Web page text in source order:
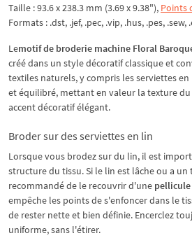
Taille : 93.6 x 238.3 mm (3.69 x 9.38"), Points
Formats : .dst, .jef, .pec, .vip, .hus, .pes, .sew,
Lemotif de broderie machine Floral
créé dans un style décoratif classique et
textiles naturels, y compris les serviettes
et équilibré, mettant en valeur la texture
accent décoratif élégant.
Broder sur des serviettes en lin
Lorsque vous brodez sur du lin, il est
structure du tissu. Si le lin est lâche ou a un
recommandé de le recouvrir d'une
empêche les points de s'enfoncer dans le
de rester nette et bien définie. Encerclez
uniforme, sans l'étirer.